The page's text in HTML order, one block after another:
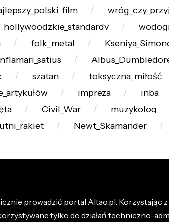
hollywoodzkie_standardy
folk_metal
szatan toksyczna_miłość
impreza
inba
Civil_War muzykolog
Newt_Skamander
prowadzić portal Altao.pl. Korzystając z
tylko do działań techniczno-